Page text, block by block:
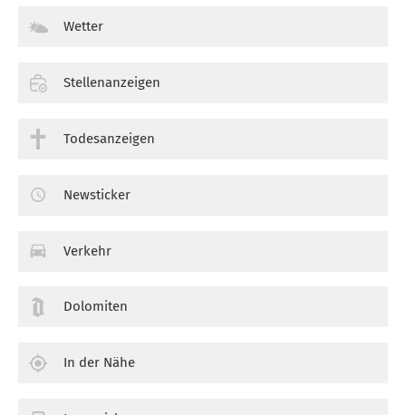
Wetter
Stellenanzeigen
Todesanzeigen
Newsticker
Verkehr
Dolomiten
In der Nähe